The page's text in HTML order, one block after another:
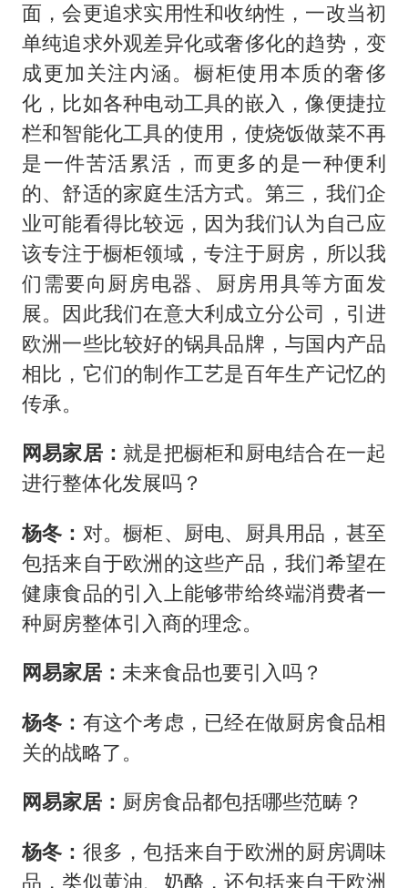
面，会更追求实用性和收纳性，一改当初
单纯追求外观差异化或奢侈化的趋势，变
成更加关注内涵。橱柜使用本质的奢侈
化，比如各种电动工具的嵌入，像便捷拉
栏和智能化工具的使用，使烧饭做菜不再
是一件苦活累活，而更多的是一种便利
的、舒适的家庭生活方式。第三，我们企
业可能看得比较远，因为我们认为自己应
该专注于橱柜领域，专注于厨房，所以我
们需要向厨房电器、厨房用具等方面发
展。因此我们在意大利成立分公司，引进
欧洲一些比较好的锅具品牌，与国内产品
相比，它们的制作工艺是百年生产记忆的
传承。
网易家居：就是把橱柜和厨电结合在一起
进行整体化发展吗？
杨冬： 对。橱柜、厨电、厨具用品，甚至
包括来自于欧洲的这些产品，我们希望在
健康食品的引入上能够带给终端消费者一
种厨房整体引入商的理念。
网易家居： 未来食品也要引入吗？
杨冬： 有这个考虑，已经在做厨房食品相
关的战略了。
网易家居： 厨房食品都包括哪些范畴？
杨冬： 很多，包括来自于欧洲的厨房调味
品，类似黄油、奶酪，还包括来自于欧洲